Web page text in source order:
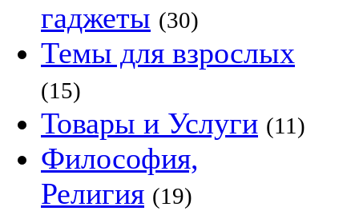
гаджеты (30)
Темы для взрослых
(15)
Товары и Услуги (11)
Философия,
Религия (19)